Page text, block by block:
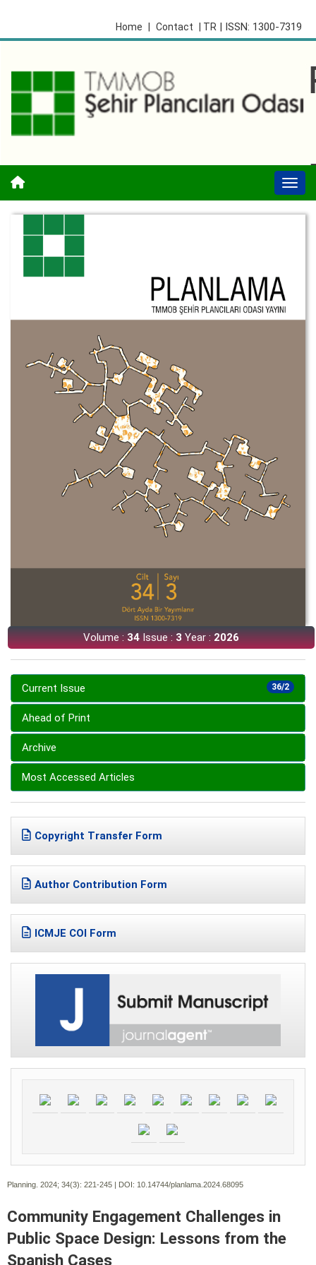
| ISSN: 1300-7319
| TR
Contact
Home
Volume :34Issue :3Year :2026
36/2
Current Issue
Ahead of Print
Archive
Most Accessed Articles
Copyright Transfer Form
Author Contribution Form
ICMJE COI Form
Planning. 2024; 34(3): 221-245 | DOI: 10.14744/planlama.2024.68095
Community Engagement Challenges in
Public Space Design: Lessons from the
Spanish Cases